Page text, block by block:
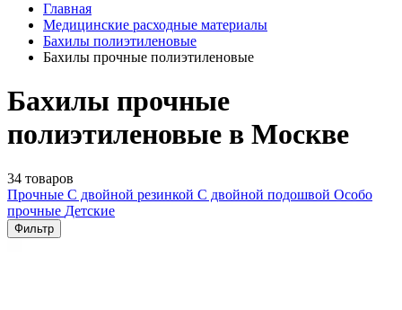
Главная
Медицинские расходные материалы
Бахилы полиэтиленовые
Бахилы прочные полиэтиленовые
Бахилы прочные
полиэтиленовые в Москве
34 товаров
Прочные С двойной резинкой С двойной подошвой Особо
прочные Детские
Фильтр